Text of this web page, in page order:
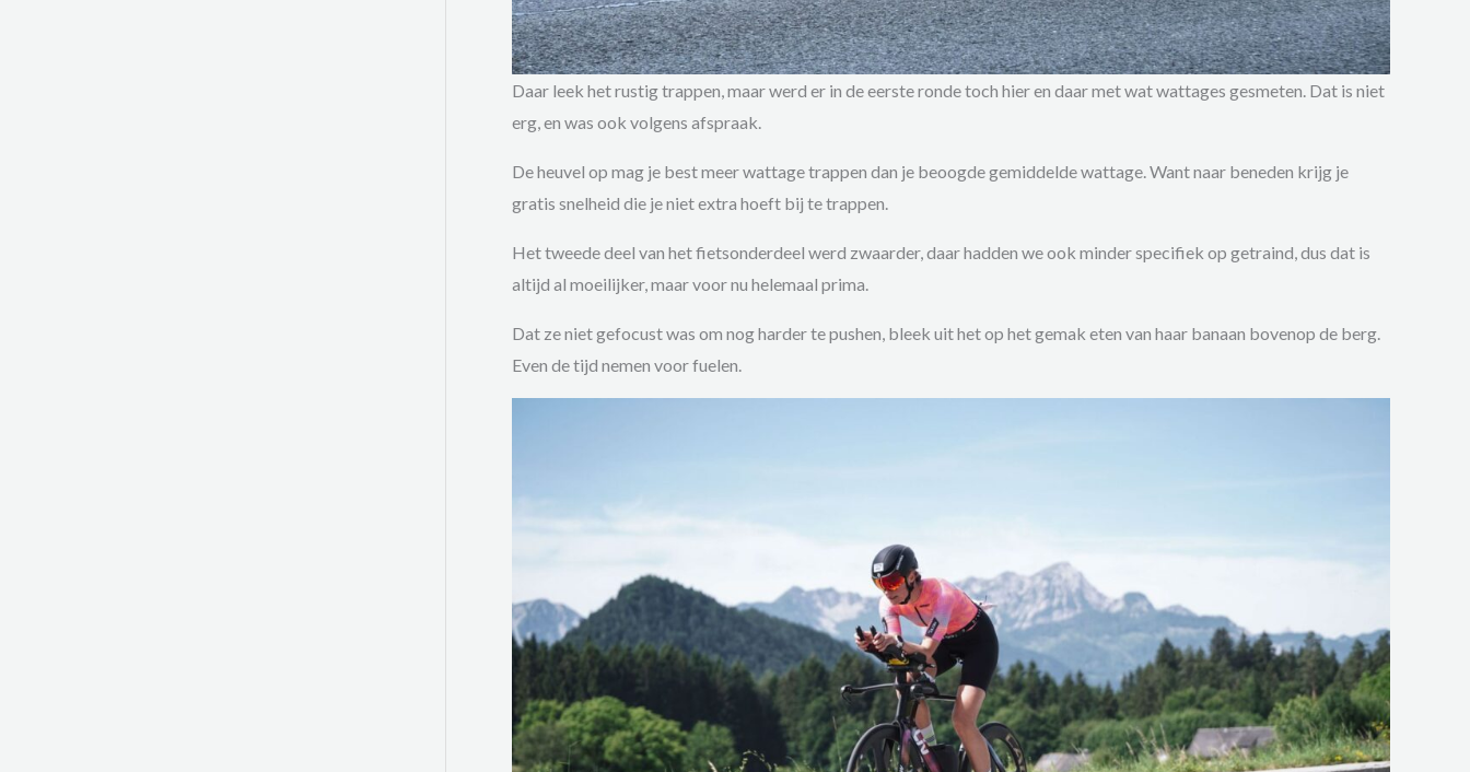
Daar leek het rustig trappen, maar werd er in de eerste ronde toch hier en daar met wat wattages gesmeten. Dat is niet
erg, en was ook volgens afspraak.
De heuvel op mag je best meer wattage trappen dan je beoogde gemiddelde wattage. Want naar beneden krijg je
gratis snelheid die je niet extra hoeft bij te trappen.
Het tweede deel van het fietsonderdeel werd zwaarder, daar hadden we ook minder specifiek op getraind, dus dat is
altijd al moeilijker, maar voor nu helemaal prima.
Dat ze niet gefocust was om nog harder te pushen, bleek uit het op het gemak eten van haar banaan bovenop de berg.
Even de tijd nemen voor fuelen.